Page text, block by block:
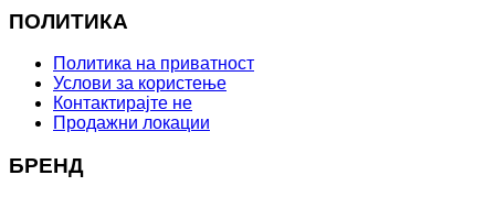
ПОЛИТИКА
Политика на приватност
Услови за користење
Контактирајте не
Продажни локации
БРЕНД